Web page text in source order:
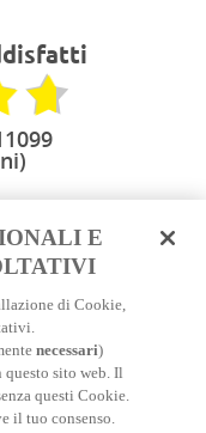
informazioni
di viaggiare
di
|Viaggio in
guida di
E
di Cookie,
necessari)
sito web. Il
questi Cookie.
il tuo consenso.